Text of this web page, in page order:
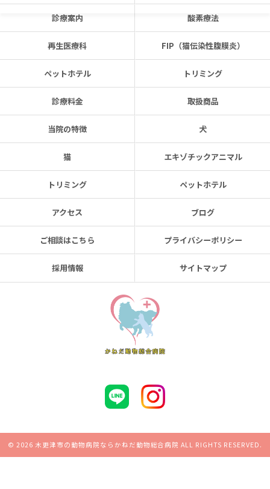
診療案内 酸素療法
再生医療科 FIP（猫伝染性腹膜炎）
ペットホテル トリミング
診療料金 取扱商品
当院の特徴 犬
猫 エキゾチックアニマル
トリミング ペットホテル
アクセス ブログ
ご相談はこちら プライバシーポリシー
採用情報 サイトマップ
© 2026 木更津市の動物病院ならかねだ動物総合病院 ALL RIGHTS RESERVED.